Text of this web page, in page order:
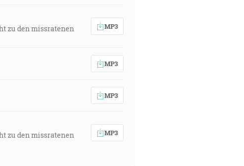
zu den missratenen
MP3
MP3
MP3
zu den missratenen
MP3